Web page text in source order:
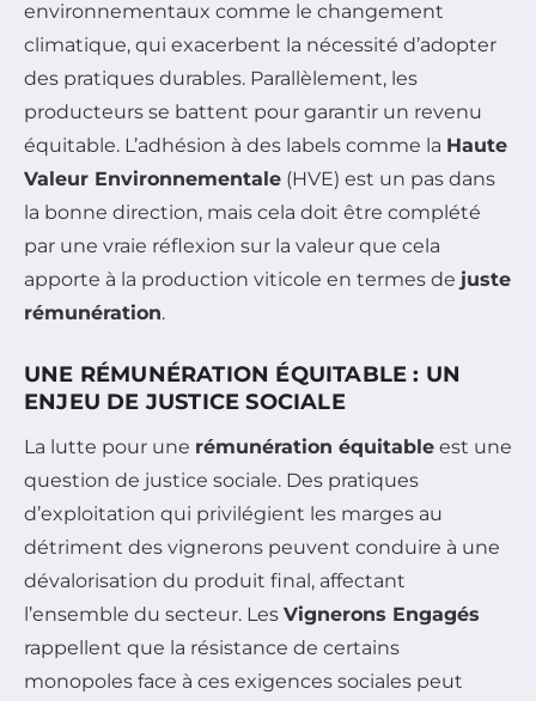
environnementaux comme le changement
climatique, qui exacerbent la nécessité d’adopter
des pratiques durables. Parallèlement, les
producteurs se battent pour garantir un revenu
équitable. L’adhésion à des labels comme la Haute
Valeur Environnementale (HVE) est un pas dans
la bonne direction, mais cela doit être complété
par une vraie réflexion sur la valeur que cela
apporte à la production viticole en termes de juste
rémunération.
UNE RÉMUNÉRATION ÉQUITABLE : UN
ENJEU DE JUSTICE SOCIALE
La lutte pour une rémunération équitable est une
question de justice sociale. Des pratiques
d’exploitation qui privilégient les marges au
détriment des vignerons peuvent conduire à une
dévalorisation du produit final, affectant
l’ensemble du secteur. Les Vignerons Engagés
rappellent que la résistance de certains
monopoles face à ces exigences sociales peut